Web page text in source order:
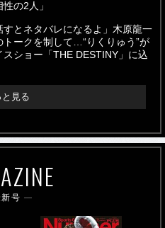
性の2人」
すとネタバレになるよ」木原龍一
トークを制して…“りくりゅう”が
スショー「THE DESTINY」に込
と見る
新号